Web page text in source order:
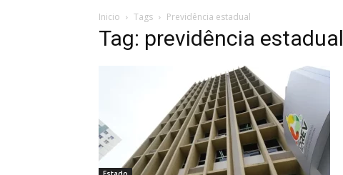
Inicio Tags Previdência estadual
Tag: previdência estadual